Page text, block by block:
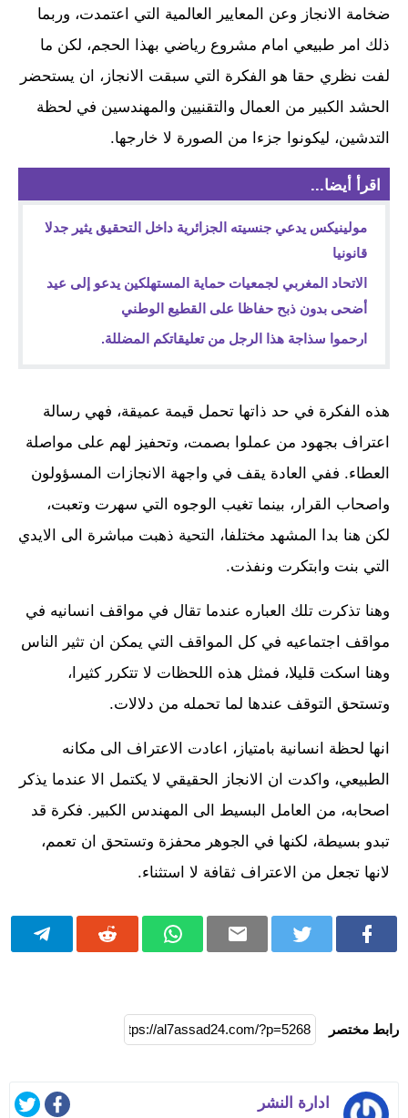
ضخامة الانجاز وعن المعايير العالمية التي اعتمدت، وربما
ذلك امر طبيعي امام مشروع رياضي بهذا الحجم، لكن ما
لفت نظري حقا هو الفكرة التي سبقت الانجاز، ان يستحضر
الحشد الكبير من العمال والتقنيين والمهندسين في لحظة
التدشين، ليكونوا جزءا من الصورة لا خارجها.
اقرأ أيضا...
مولينيكس يدعي جنسيته الجزائرية داخل التحقيق يثير جدلا
قانونيا
الاتحاد المغربي لجمعيات حماية المستهلكين يدعو إلى عيد
أضحى بدون ذبح حفاظا على القطيع الوطني
ارحموا سذاجة هذا الرجل من تعليقاتكم المضللة.
هذه الفكرة في حد ذاتها تحمل قيمة عميقة، فهي رسالة
اعتراف بجهود من عملوا بصمت، وتحفيز لهم على مواصلة
العطاء. ففي العادة يقف في واجهة الانجازات المسؤولون
واصحاب القرار، بينما تغيب الوجوه التي سهرت وتعبت،
لكن هنا بدا المشهد مختلفا، التحية ذهبت مباشرة الى الايدي
التي بنت وابتكرت ونفذت.
وهنا تذكرت تلك العباره عندما تقال في مواقف انسانيه في
مواقف اجتماعيه في كل المواقف التي يمكن ان تثير الناس
وهنا اسكت قليلا، فمثل هذه اللحظات لا تتكرر كثيرا،
وتستحق التوقف عندها لما تحمله من دلالات.
انها لحظة انسانية بامتياز، اعادت الاعتراف الى مكانه
الطبيعي، واكدت ان الانجاز الحقيقي لا يكتمل الا عندما يذكر
اصحابه، من العامل البسيط الى المهندس الكبير. فكرة قد
تبدو بسيطة، لكنها في الجوهر محفزة وتستحق ان تعمم،
لانها تجعل من الاعتراف ثقافة لا استثناء.
رابط مختصر
ادارة النشر